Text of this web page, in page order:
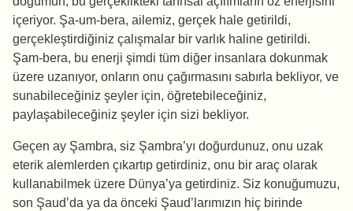
içeriyor. Şa-um-bera, ailemiz, gerçek hale getirildi,
gerçekleştirdiğiniz çalışmalar bir varlık haline getirildi.
Şam-bera, bu enerji şimdi tüm diğer insanlara dokunmak
üzere uzanıyor, onların onu çağırmasını sabırla bekliyor, ve
sunabileceğiniz şeyler için, öğretebileceğiniz,
paylaşabileceğiniz şeyler için sizi bekliyor.
Geçen ay Şambra, siz Şambra’yı doğurdunuz, onu uzak
eterik alemlerden çıkartıp getirdiniz, onu bir araç olarak
kullanabilmek üzere Dünya’ya getirdiniz. Siz konuğumuzu,
son Şaud’da ya da önceki Şaud’larımızın hiç birinde